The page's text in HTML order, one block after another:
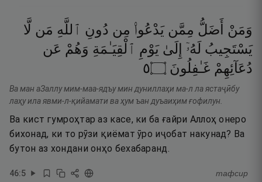
وَمَنْ أَضَلُّ مِمَّن يَدْعُوا۟ مِن دُونِ ٱللَّهِ مَن لَّا
يَسْتَجِيبُ لَهُۥٓ إِلَىٰ يَوْمِ ٱلْقِيَـٰمَةِ وَهُمْ عَن
دُعَآئِهِمْ غَـٰفِلُونَ ۝٥
Ва ман аЗаллу мим-маа-ядъу мин дуниллаҳи ма-л ла ястаҷӣбу
лаҳу ила явми-л-қийамати ва ҳум ъан дуъаиҳим ғофилун.
Ва кист гумроҳтар аз касе, ки ба ғайри Аллоҳ онеро
бихонад, ки то рӯзи қиёмат ӯро иҷобат накунад? Ва
бутон аз хондани онҳо бехабаранд.
46:5 тафсир